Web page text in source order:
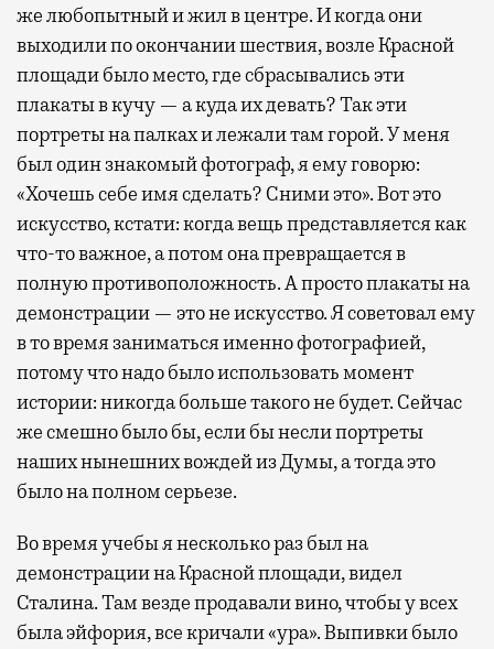
же любопытный и жил в центре. И когда они
выходили по окончании шествия, возле Красной
площади было место, где сбрасывались эти
плакаты в кучу — а куда их девать? Так эти
портреты на палках и лежали там горой. У меня
был один знакомый фотограф, я ему говорю:
«Хочешь себе имя сделать? Сними это». Вот это
искусство, кстати: когда вещь представляется как
что-то важное, а потом она превращается в
полную противоположность. А просто плакаты на
демонстрации — это не искусство. Я советовал ему
в то время заниматься именно фотографией,
потому что надо было использовать момент
истории: никогда больше такого не будет. Сейчас
же смешно было бы, если бы несли портреты
наших нынешних вождей из Думы, а тогда это
было на полном серьезе.
Во время учебы я несколько раз был на
демонстрации на Красной площади, видел
Сталина. Там везде продавали вино, чтобы у всех
была эйфория, все кричали «ура». Выпивки было